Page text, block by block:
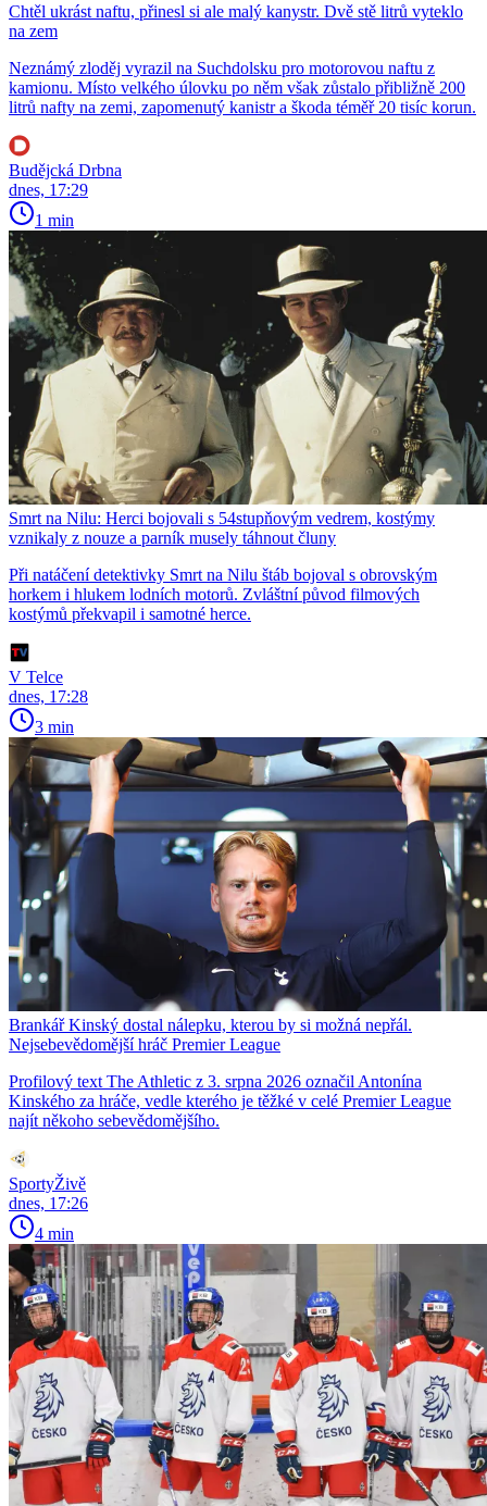
Chtěl ukrást naftu, přinesl si ale malý kanystr. Dvě stě litrů vyteklo
na zem
Neznámý zloděj vyrazil na Suchdolsku pro motorovou naftu z
kamionu. Místo velkého úlovku po něm však zůstalo přibližně 200
litrů nafty na zemi, zapomenutý kanistr a škoda téměř 20 tisíc korun.
Budějcká Drbna
dnes, 17:29
1 min
Smrt na Nilu: Herci bojovali s 54stupňovým vedrem, kostýmy
vznikaly z nouze a parník musely táhnout čluny
Při natáčení detektivky Smrt na Nilu štáb bojoval s obrovským
horkem i hlukem lodních motorů. Zvláštní původ filmových
kostýmů překvapil i samotné herce.
V Telce
dnes, 17:28
3 min
Brankář Kinský dostal nálepku, kterou by si možná nepřál.
Nejsebevědomější hráč Premier League
Profilový text The Athletic z 3. srpna 2026 označil Antonína
Kinského za hráče, vedle kterého je těžké v celé Premier League
najít někoho sebevědomějšího.
SportyŽivě
dnes, 17:26
4 min